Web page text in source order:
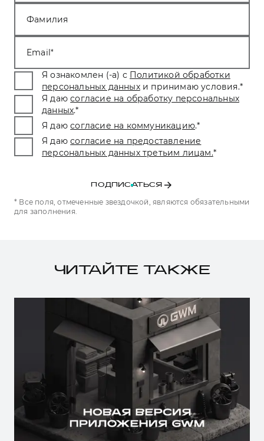
Фамилия
Email
Я ознакомлен (-а) с Политикой обработки
персональных данных и принимаю условия.*
Я даю согласие на обработку персональных
данных.*
Я даю согласие на коммуникацию.*
Я даю согласие на предоставление
персональных данных третьим лицам.*
ПОДПИСАТЬСЯ
* Все поля, отмеченные звездочкой, являются обязательными
для заполнения.
ЧИТАЙТЕ ТАКЖЕ